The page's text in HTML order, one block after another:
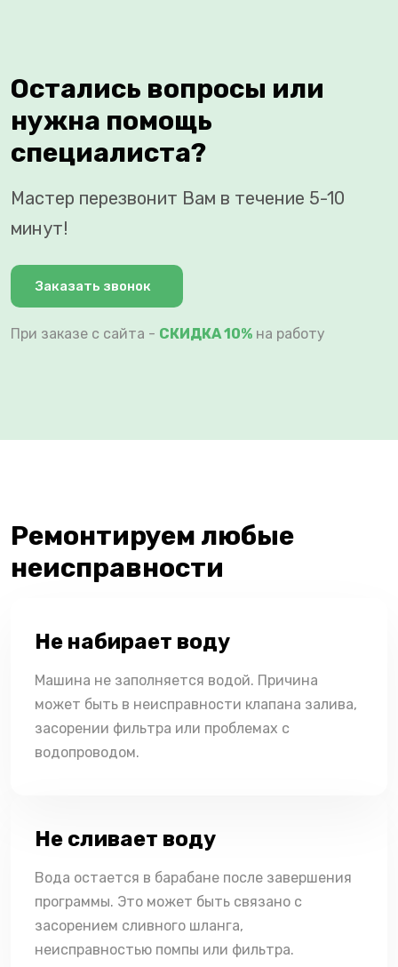
Остались вопросы или
нужна помощь
специалиста?
Мастер перезвонит Вам в течение 5-10
минут!
Заказать звонок
При заказе с сайта - СКИДКА 10% на работу
Ремонтируем любые
неисправности
Не набирает воду
Машина не заполняется водой. Причина
может быть в неисправности клапана залива,
засорении фильтра или проблемах с
водопроводом.
Не сливает воду
Вода остается в барабане после завершения
программы. Это может быть связано с
засорением сливного шланга,
неисправностью помпы или фильтра.